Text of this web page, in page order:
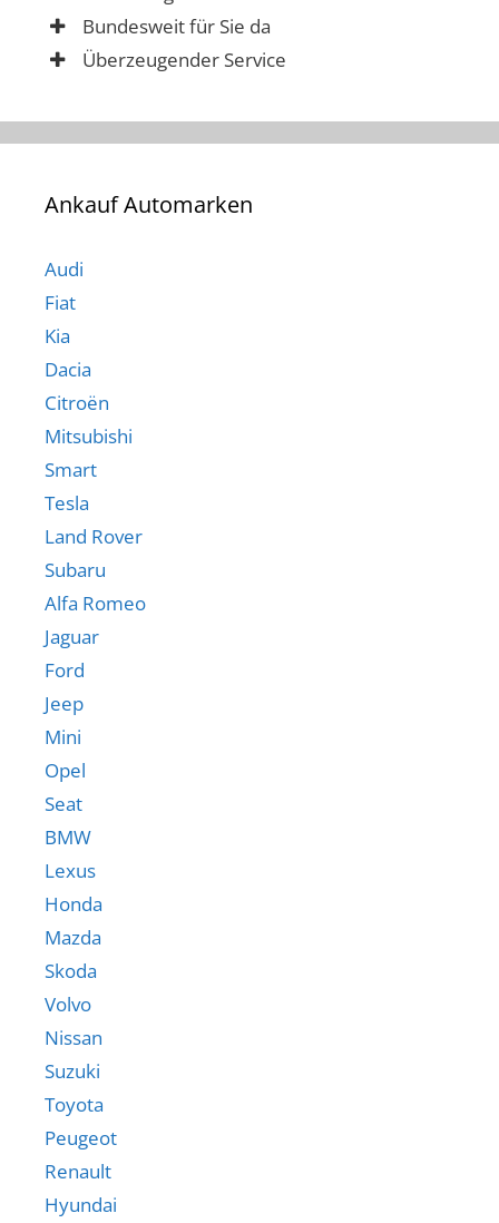
Bundesweit für Sie da
Überzeugender Service
Ankauf Automarken
Audi
Fiat
Kia
Dacia
Citroën
Mitsubishi
Smart
Tesla
Land Rover
Subaru
Alfa Romeo
Jaguar
Ford
Jeep
Mini
Opel
Seat
BMW
Lexus
Honda
Mazda
Skoda
Volvo
Nissan
Suzuki
Toyota
Peugeot
Renault
Hyundai